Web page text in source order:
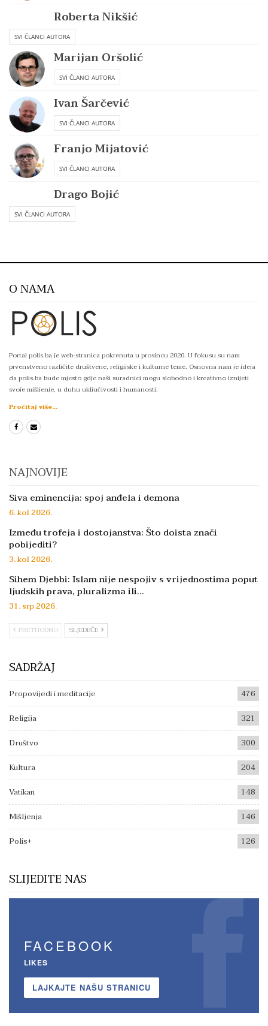
Roberta Nikšić
SVI ČLANCI AUTORA
Marijan Oršolić
SVI ČLANCI AUTORA
Ivan Šarčević
SVI ČLANCI AUTORA
Franjo Mijatović
SVI ČLANCI AUTORA
Drago Bojić
SVI ČLANCI AUTORA
O NAMA
Portal polis.ba je web-stranica pokrenuta u prosincu 2020. U fokusu su nam
prvenstveno različite društvene, religijske i kulturne teme. Osnovna nam je ideja
da polis.ba bude mjesto gdje naši suradnici mogu slobodno i kreativno iznijeti
svoje mišljenje, u duhu uključivosti i humanosti.
Pročitaj više...
NAJNOVIJE
Siva eminencija: spoj anđela i demona
6. kol 2026.
Između trofeja i dostojanstva: Što doista znači
pobijediti?
3. kol 2026.
Sihem Djebbi: Islam nije nespojiv s vrijednostima poput
ljudskih prava, pluralizma ili…
31. srp 2026.
PRETHODNO SLJEDEĆE
SADRŽAJ
Propovijedi i meditacije
476
Religija
321
Društvo
300
Kultura
204
Vatikan
148
Mišljenja
146
Polis+
126
SLIJEDITE NAS
FACEBOOK
LIKES
LAJKAJTE NAŠU STRANICU